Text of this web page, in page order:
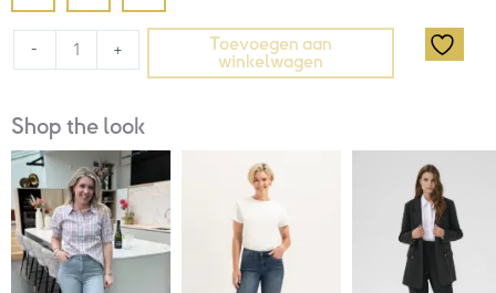
- +
Toevoegen aan
winkelwagen
Shop the look